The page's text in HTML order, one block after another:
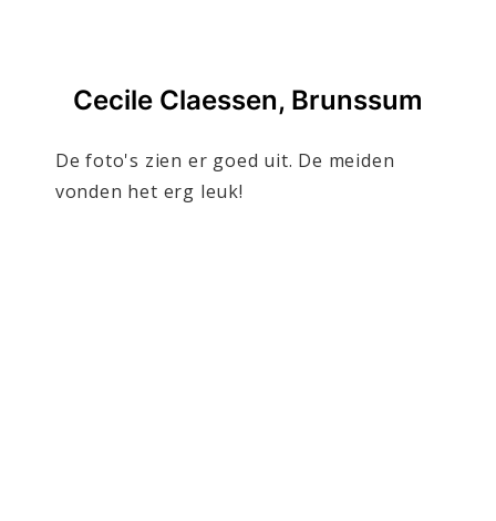
Cecile Claessen, Brunssum
De foto's zien er goed uit. De meiden
vonden het erg leuk!